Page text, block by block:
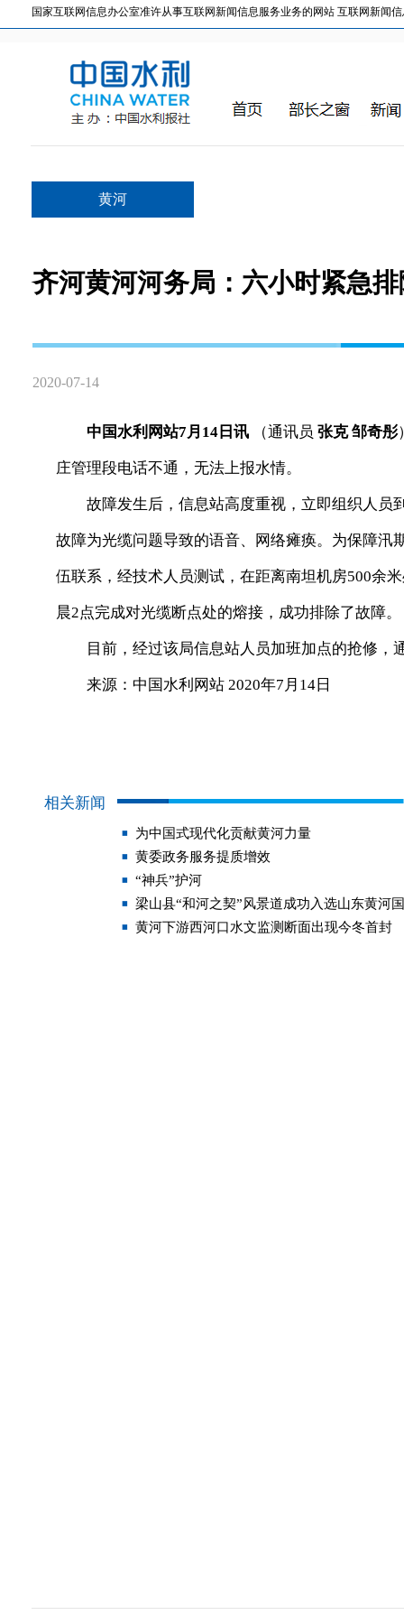
国家互联网信息办公室准许从事互联网新闻信息服务业务的网站 互联网新闻信
黄河
齐河黄河河务局：六小时紧急
2020-07-14
中国水利网站7月14日讯 （通讯员 张克 邹奇彤
庄管理段电话不通，无法上报水情。
故障发生后，信息站高度重视，立即组织人员
故障为光缆问题导致的语音、网络瘫痪。为保障
伍联系，经技术人员测试，在距离南坦机房500余
晨2点完成对光缆断点处的熔接，成功排除了故障。
目前，经过该局信息站人员加班加点的抢修，
来源：中国水利网站 2020年7月14日
相关新闻
为中国式现代化贡献黄河力量
黄委政务服务提质增效
“神兵”护河
梁山县“和河之契”风景道成功入选山东黄河
黄河下游西河口水文监测断面出现今冬首封